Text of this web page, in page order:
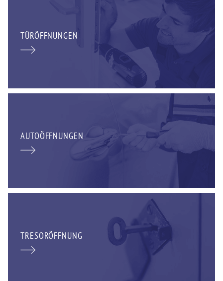
TÜRÖFFNUNGEN
AUTOÖFFNUNGEN
TRESORÖFFNUNG